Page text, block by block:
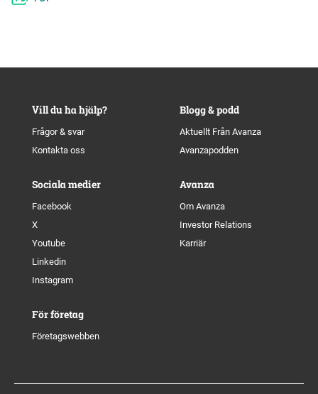
Vill du ha hjälp?
Frågor & svar
Kontakta oss
Blogg & podd
Aktuellt Från Avanza
Avanzapodden
Sociala medier
Facebook
X
Youtube
Linkedin
Instagram
Avanza
Om Avanza
Investor Relations
Karriär
För företag
Företagswebben